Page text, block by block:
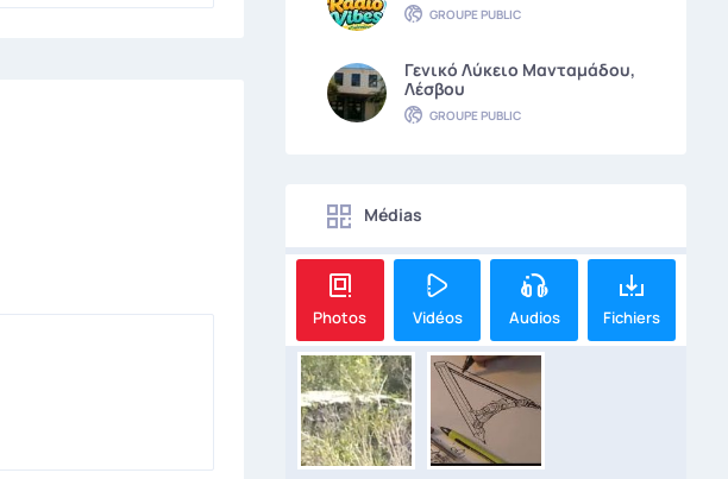
GROUPE PUBLIC
Γενικό Λύκειο Μανταμάδου,
Λέσβου
GROUPE PUBLIC
Médias
Photos Vidéos Audios Fichiers